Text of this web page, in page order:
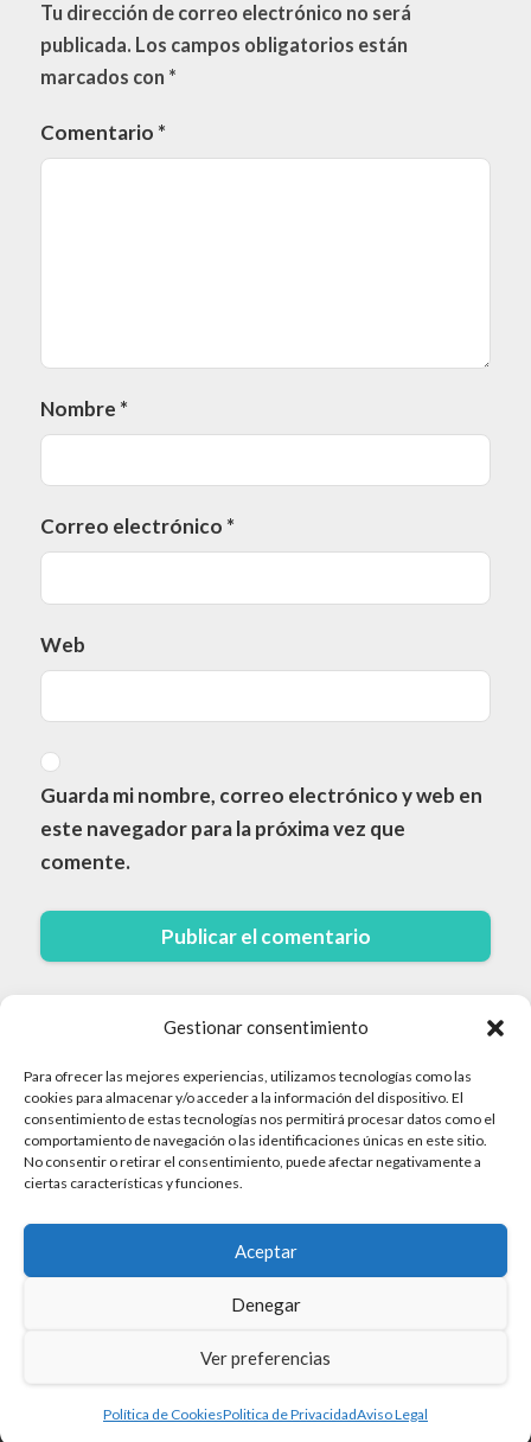
Gestionar consentimiento
Para ofrecer las mejores experiencias, utilizamos tecnologías como las
cookies para almacenar y/o acceder a la información del dispositivo. El
consentimiento de estas tecnologías nos permitirá procesar datos como el
comportamiento de navegación o las identificaciones únicas en este sitio.
No consentir o retirar el consentimiento, puede afectar negativamente a
ciertas características y funciones.
Aceptar
Denegar
Ver preferencias
Política de CookiesPolitica de PrivacidadAviso Legal
Tu dirección de correo electrónico no será
publicada. Los campos obligatorios están
marcados con *
Comentario *
Nombre *
Correo electrónico *
Web
Guarda mi nombre, correo electrónico y web en
este navegador para la próxima vez que
comente.
© 2026 Cruceros · Todos los derechos reservados
Aviso Legal
Mapa del sitio